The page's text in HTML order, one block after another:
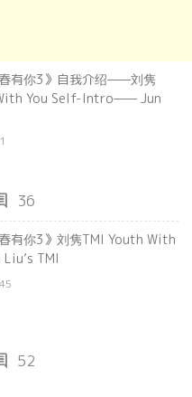
春有你3》自我介绍——刘隽
You Self-Intro—— Jun
36
春有你3》刘隽TMI Youth With
TMI
52